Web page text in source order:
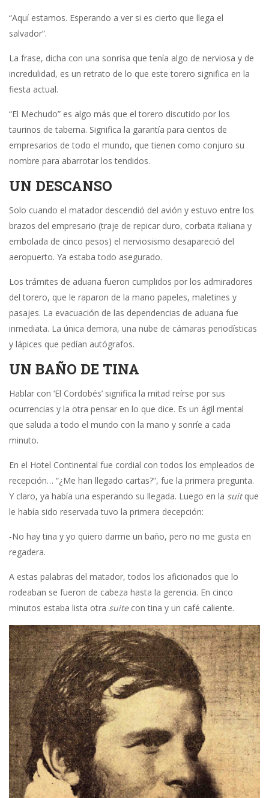
“Aquí estamos. Esperando a ver si es cierto que llega el
salvador”.
La frase, dicha con una sonrisa que tenía algo de nerviosa y de
incredulidad, es un retrato de lo que este torero significa en la
fiesta actual.
“El Mechudo” es algo más que el torero discutido por los
taurinos de taberna. Significa la garantía para cientos de
empresarios de todo el mundo, que tienen como conjuro su
nombre para abarrotar los tendidos.
UN DESCANSO
Solo cuando el matador descendió del avión y estuvo entre los
brazos del empresario (traje de repicar duro, corbata italiana y
embolada de cinco pesos) el nerviosismo desapareció del
aeropuerto. Ya estaba todo asegurado.
Los trámites de aduana fueron cumplidos por los admiradores
del torero, que le raparon de la mano papeles, maletines y
pasajes. La evacuación de las dependencias de aduana fue
inmediata. La única demora, una nube de cámaras periodísticas
y lápices que pedían autógrafos.
UN BAÑO DE TINA
Hablar con ‘El Cordobés’ significa la mitad reírse por sus
ocurrencias y la otra pensar en lo que dice. Es un ágil mental
que saluda a todo el mundo con la mano y sonríe a cada
minuto.
En el Hotel Continental fue cordial con todos los empleados de
recepción… “¿Me han llegado cartas?”, fue la primera pregunta.
Y claro, ya había una esperando su llegada. Luego en la suitque
le había sido reservada tuvo la primera decepción:
-No hay tina y yo quiero darme un baño, pero no me gusta en
regadera.
A estas palabras del matador, todos los aficionados que lo
rodeaban se fueron de cabeza hasta la gerencia. En cinco
minutos estaba lista otra suitecon tina y un café caliente.